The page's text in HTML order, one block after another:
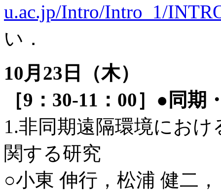
u.ac.jp/Intro/Intro_1/
い．
10月23日（木）
［9：30-11：00］●同期
1.非同期遠隔環境にお
関する研究
○小東 伸行，松浦 健二